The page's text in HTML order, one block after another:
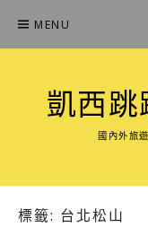
content
MENU
凱西跳
國內外旅
標籤: 台北松山